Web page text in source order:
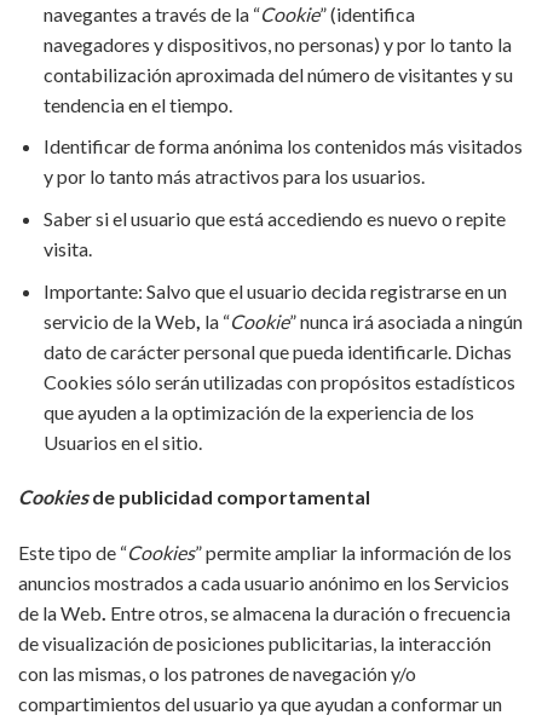
navegantes a través de la “Cookie” (identifica
navegadores y dispositivos, no personas) y por lo tanto la
contabilización aproximada del número de visitantes y su
tendencia en el tiempo.
Identificar de forma anónima los contenidos más visitados
y por lo tanto más atractivos para los usuarios.
Saber si el usuario que está accediendo es nuevo o repite
visita.
Importante: Salvo que el usuario decida registrarse en un
servicio de la Web la “Cookie” nunca irá asociada a ningún
dato de carácter personal que pueda identificarle. Dichas
Cookies sólo serán utilizadas con propósitos estadísticos
que ayuden a la optimización de la experiencia de los
Usuarios en el sitio.
Cookiesde publicidad comportamental
Este tipo de “Cookies” permite ampliar la información de los
anuncios mostrados a cada usuario anónimo en los Servicios
de la Web. Entre otros, se almacena la duración o frecuencia
de visualización de posiciones publicitarias, la interacción
con las mismas, o los patrones de navegación y/o
compartimientos del usuario ya que ayudan a conformar un